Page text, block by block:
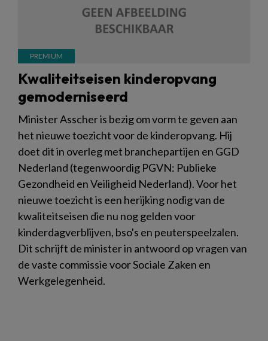
Kwaliteitseisen kinderopvang
gemoderniseerd
Minister Asscher is bezig om vorm te geven aan
het nieuwe toezicht voor de kinderopvang. Hij
doet dit in overleg met branchepartijen en GGD
Nederland (tegenwoordig PGVN: Publieke
Gezondheid en Veiligheid Nederland). Voor het
nieuwe toezicht is een herijking nodig van de
kwaliteitseisen die nu nog gelden voor
kinderdagverblijven, bso's en peuterspeelzalen.
Dit schrijft de minister in antwoord op vragen van
de vaste commissie voor Sociale Zaken en
Werkgelegenheid.